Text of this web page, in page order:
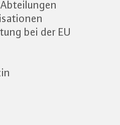
bei der EU